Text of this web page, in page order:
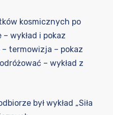
kosmicznych po
wykład i pokaz
termowizja – pokaz
– wykład z
był wykład „Siła